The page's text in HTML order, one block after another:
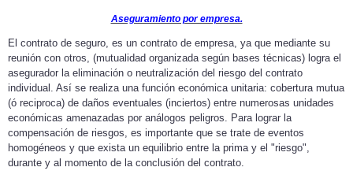
Aseguramiento por empresa.
El contrato de seguro, es un contrato de empresa, ya que mediante su
reunión con otros, (mutualidad organizada según bases técnicas) logra el
asegurador la eliminación o neutralización del riesgo del contrato
individual. Así se realiza una función económica unitaria: cobertura mutua
(ó reciproca) de daños eventuales (inciertos) entre numerosas unidades
económicas amenazadas por análogos peligros. Para lograr la
compensación de riesgos, es importante que se trate de eventos
homogéneos y que exista un equilibrio entre la prima y el "riesgo",
durante y al momento de la conclusión del contrato.